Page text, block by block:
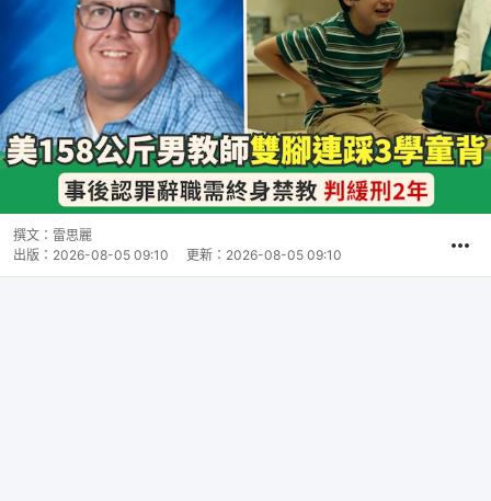
撰文： 雷思麗
出版： 2026-08-05 09:10 更新： 2026-08-05 09:10